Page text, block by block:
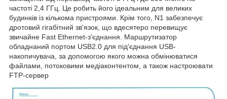
частоті 2,4 ГГц. Це робить його ідеальним для великих
будинків із кількома пристроями. Крім того, N1 забезпечує
дротовий гігабітний зв'язок, що вдесятеро перевищує
звичайне Fast Ethernet-з'єднання. Маршрутизатор
обладнаний портом USB2.0 для під'єднання USB-
накопичувача, за допомогою якого можна обмінюватися
файлами, потоковими медіаконтентом, а також настроювати
FTP-сервер